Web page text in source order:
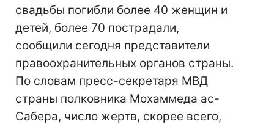
свадьбы погибли более 40 женщин и
детей, более 70 пострадали,
сообщили сегодня представители
правоохранительных органов страны.
По словам пресс-секретаря МВД
страны полковника Мохаммеда ас-
Сабера, число жертв, скорее всего,